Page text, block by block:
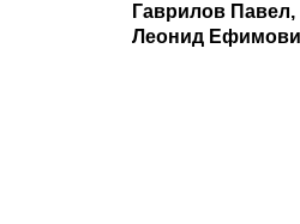
Гаврилов
Леонид